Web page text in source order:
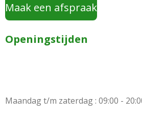
Maak een afspraak
Openingstijden
Maandag t/m zaterdag : 09:00 -